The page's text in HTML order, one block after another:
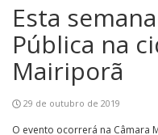
Esta
Pública na
Mairiporã
29 de outubro de 2019
O evento ocorrerá na Câmara